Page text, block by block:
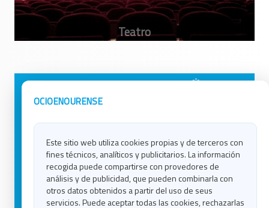
OCIOENOURENSE
Este sitio web utiliza cookies propias y de terceros con
fines técnicos, analíticos y publicitarios. La información
recogida puede compartirse con provedores de
análisis y de publicidad, que pueden combinarla con
otros datos obtenidos a partir del uso de seus
servicios. Puede aceptar todas las cookies, rechazarlas
Avisos Legales
Contacto
Política de Cookies
Ocio en Lugo
Ocio en Ourense
Ocio en Pontevedra
Ocio en Santiago
Ocio en Vigo